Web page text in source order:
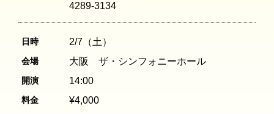
4289-3134
日時 2/7（土）
会場 大阪 ザ・シンフォニーホール
開演 14:00
料金 ¥4,000